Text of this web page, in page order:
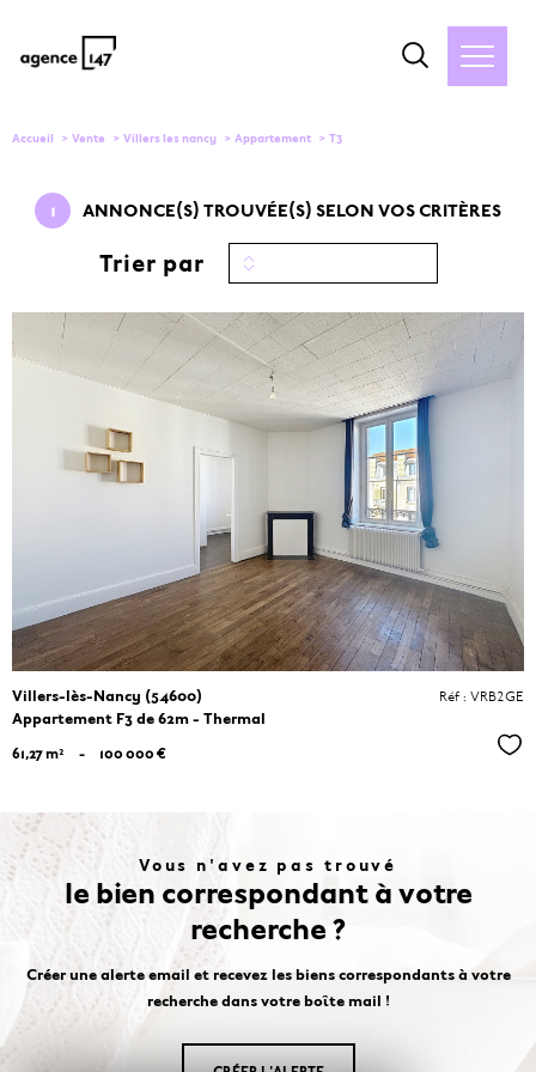
Accueil Vente Villers les nancy Appartement T3
1 ANNONCE(S) TROUVÉE(S) SELON VOS CRITÈRES
Trier par
BIEN
Villers-lès-Nancy (54600)
Appartement F3 de 62m - Thermal
Réf : VRB2GE
61,27 m² - 100 000 €
Vous n'avez pas trouvé
le bien correspondant à votre
recherche ?
Créer une alerte email et recevez les biens correspondants à votre
recherche dans votre boîte mail !